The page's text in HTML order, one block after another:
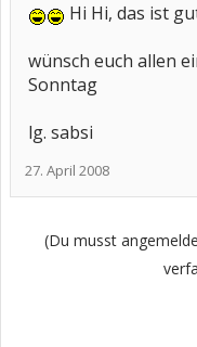
Hi Hi, das ist
wünsch euch allen
Sonntag
lg. sabsi
27. April 2008
(Du musst